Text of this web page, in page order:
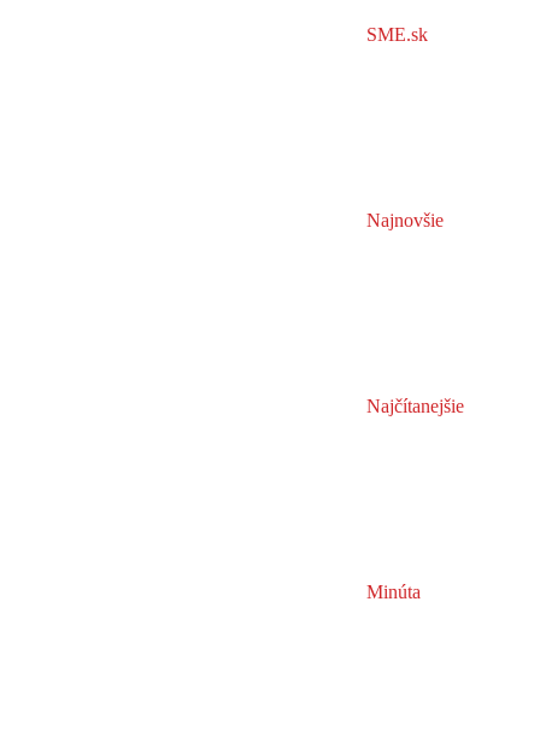
SME.sk
Najnovšie
Najčítanejšie
Minúta